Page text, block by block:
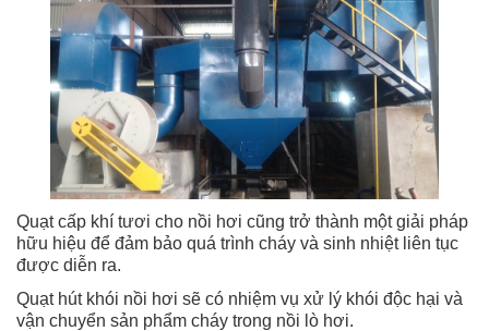
Quạt cấp khí tươi cho nồi hơi cũng trở thành một giải pháp
hữu hiệu để đảm bảo quá trình cháy và sinh nhiệt liên tục
được diễn ra.
Quạt hút khói nồi hơi sẽ có nhiệm vụ xử lý khói độc hại và
vận chuyển sản phẩm cháy trong nồi lò hơi.